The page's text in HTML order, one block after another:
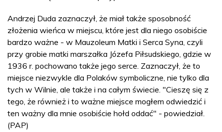
Andrzej Duda zaznaczył, że miał także sposobność
złożenia wieńca w miejscu, które jest dla niego osobiście
bardzo ważne - w Mauzoleum Matki i Serca Syna, czyli
przy grobie matki marszałka Józefa Piłsudskiego, gdzie w
1936 r. pochowano także jego serce. Zaznaczył, że to
miejsce niezwykle dla Polaków symboliczne, nie tylko dla
tych w Wilnie, ale także i na całym świecie. "Cieszę się z
tego, że również i to ważne miejsce mogłem odwiedzić i
ten ważny dla mnie osobiście hołd oddać" - powiedział.
(PAP)